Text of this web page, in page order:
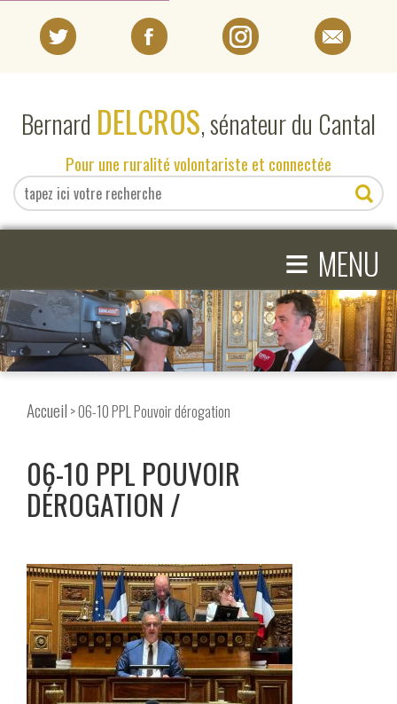
Bernard DELCROS, sénateur du Cantal
Pour une ruralité volontariste et connectée
≡ MENU
EN DIRECT DU SÉNAT
EN DIRECT DU CANTAL
COMPRENDRE LE SÉNAT
Accueil > 06-10 PPL Pouvoir dérogation
06-10 PPL POUVOIR
DÉROGATION